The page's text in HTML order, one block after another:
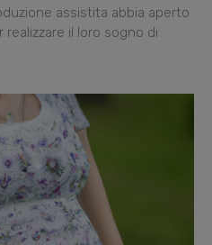
assistita abbia aperto
il loro sogno di